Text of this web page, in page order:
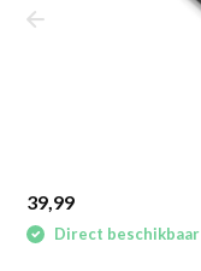
39,99
Direct beschikbaar